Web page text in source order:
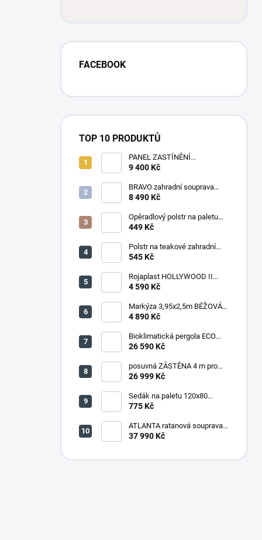
FACEBOOK
TOP 10 PRODUKTŮ
PANEL ZASTÍNĚNÍ
ANTRACIT, SKLÁPĚCÍ
pro bioklimatickou pergolu
9 400 Kč
BRAVO zahradní souprava
dřevěná - 160 cm
8 490 Kč
Opěradlový polstr na paletu
120x50 tmavě šedý melír
449 Kč
Polstr na teakové zahradní
křeslo vysoké - látka
545 Kč
Rojaplast HOLLYWOOD II
zahradní houpačka kovová -
4 590 Kč
Markýza 3,95x2,5m BÉŽOVÁ
(P4510)
4 890 Kč
Bioklimatická pergola ECO
4x3 m, ocel - volně stojící
26 590 Kč
posuvná ZÁSTĚNA 4 m pro
bioklimatickou pergolu -
26 999 Kč
Sedák na paletu 120x80
tmavě šedý melír
775 Kč
ATLANTA ratanová souprava
HNĚDÁ
37 990 Kč